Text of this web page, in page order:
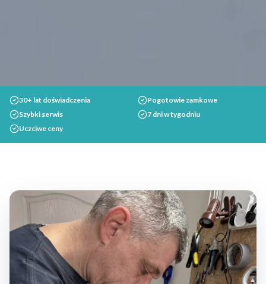
30+ lat doświadczenia
Pogotowie zamkowe
Szybki serwis
7 dni w tygodniu
Uczciwe ceny